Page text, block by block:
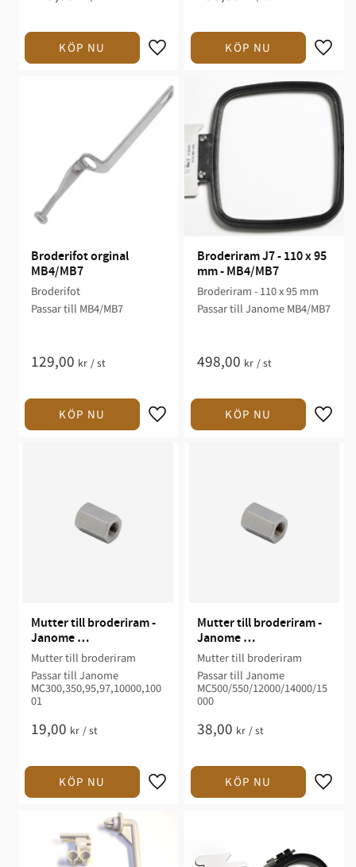
Broderifot orginal
MB4/MB7
Broderifot
Passar till MB4/MB7
129,00 kr /st
Broderiram J7 - 110 x 95
mm - MB4/MB7
Broderiram - 110 x 95 mm
Passar till Janome MB4/MB7
498,00 kr /st
Mutter till broderiram -
Janome
MC300/350/9500/9700/1
0000/10001
Mutter till broderiram
Passar till Janome
MC300,350,95,97,10000,100
01
19,00 kr /st
Mutter till broderiram -
Janome
MC500/550/12000/14000
/15000
Mutter till broderiram
Passar till Janome
MC500/550/12000/14000/15
000
38,00 kr /st